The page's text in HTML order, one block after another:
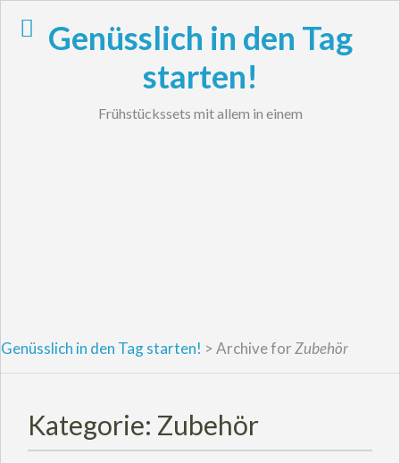
Genüsslich in den Tag
starten!
Frühstückssets mit allem in einem
Genüsslich in den Tag starten! >Archive forZubehör
Kategorie: Zubehör